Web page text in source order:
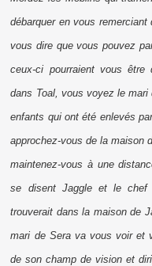
débarquer en vous
vous dire que vous pouvez
ceux-ci pourraient vous être
dans Toal, vous voyez le mari
enfants qui ont été enlevés
approchez-vous de la maison
maintenez-vous à une
se disent Jaggle et le chef
trouverait dans la maison de
mari de Sera va vous voir et
de son champ de vision et